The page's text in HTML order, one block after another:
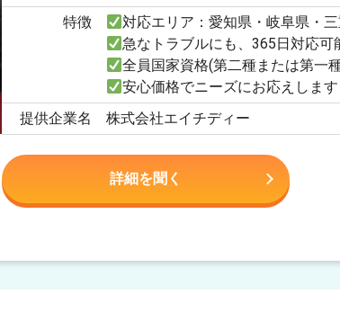
特徴
対応エリア：愛知県・岐阜県・
急なトラブルにも、365日対応可
全員国家資格(第二種または第一
安心価格でニーズにお応えします
提供企業名
株式会社エイチディー
詳細を聞く